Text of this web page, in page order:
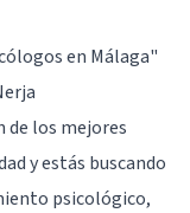
en Málaga"
de los mejores
y estás buscando
psicológico,